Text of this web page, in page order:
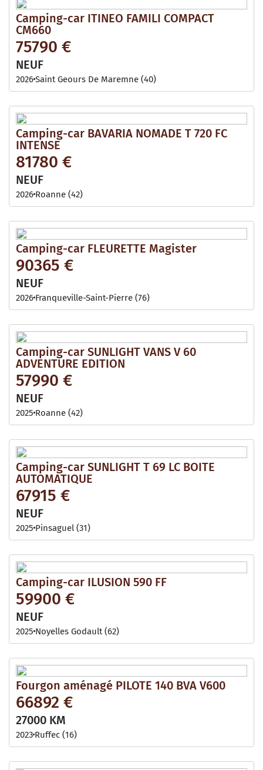
Camping-car ITINEO FAMILI COMPACT
CM660
75790 €
NEUF
2026Saint Geours De Maremne (40)
Camping-car BAVARIA NOMADE T 720 FC
INTENSE
81780 €
NEUF
2026 Roanne (42)
Camping-car FLEURETTE Magister
90365 €
NEUF
2026 Franqueville-Saint-Pierre (76)
Camping-car SUNLIGHT VANS V 60
ADVENTURE EDITION
57990 €
NEUF
2025 Roanne (42)
Camping-car SUNLIGHT T 69 LC BOITE
AUTOMATIQUE
67915 €
NEUF
2025 Pinsaguel (31)
Camping-car ILUSION 590 FF
59900 €
NEUF
2025 Noyelles Godault (62)
Fourgon aménagé PILOTE 140 BVA V600
66892 €
27000 KM
2023 Ruffec (16)